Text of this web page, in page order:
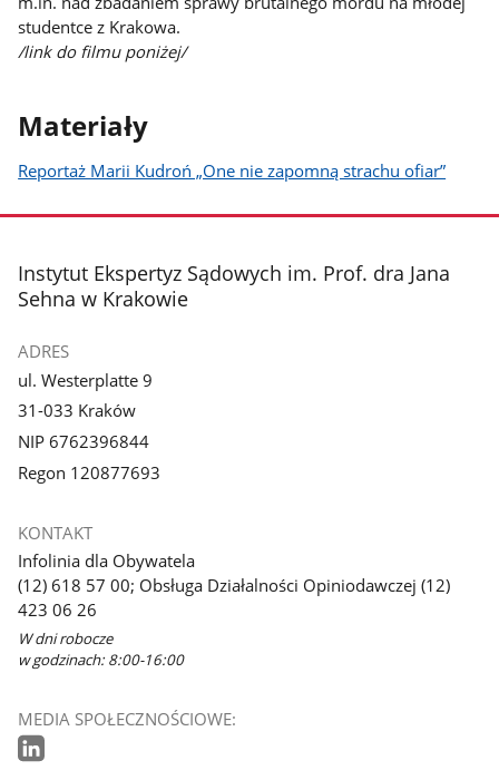
studentce z Krakowa.
/link do filmu poniżej/
Materiały
Reportaż Marii Kudroń „One nie zapomną strachu ofiar”
stopka
Instytut Ekspertyz Sądowych im. Prof. dra Jana
Sehna w Krakowie
ADRES
ul. Westerplatte 9
31-033 Kraków
NIP 6762396844
Regon 120877693
KONTAKT
Infolinia dla Obywatela
(12) 618 57 00; Obsługa Działalności Opiniodawczej (12)
423 06 26
W dni robocze
w godzinach: 8:00-16:00
MEDIA SPOŁECZNOŚCIOWE: